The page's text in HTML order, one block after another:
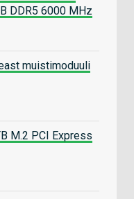
DDR5 6000 MHz
muistimoduuli
M.2 PCI Express